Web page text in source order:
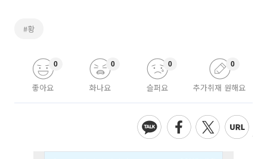
#황
좋아요
0
화나요
0
슬퍼요
0
추가취재 원해요
0